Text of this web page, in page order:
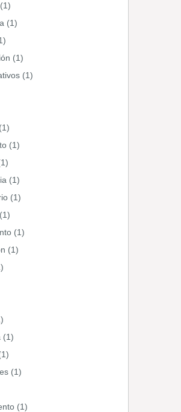
(1)
(1)
(1)
(1)
(1)
(1)
(1)
(1)
(1)
(1)
(1)